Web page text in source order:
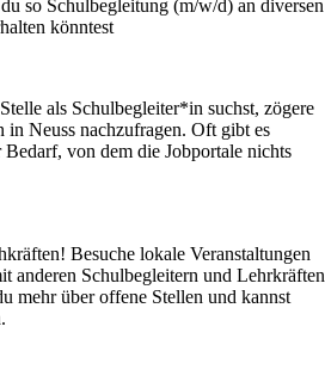
so Schulbegleitung (m/w/d) an diversen
könntest
als Schulbegleiter*in suchst, zögere
in Neuss nachzufragen. Oft gibt es
Bedarf, von dem die Jobportale nichts
Besuche lokale Veranstaltungen
anderen Schulbegleitern und Lehrkräften
mehr über offene Stellen und kannst